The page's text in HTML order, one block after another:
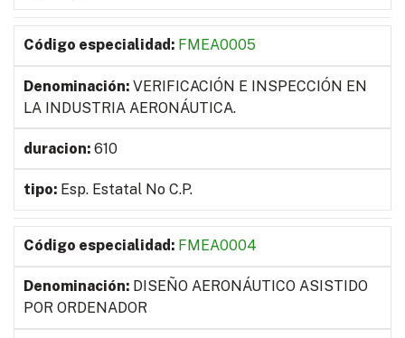
FMEA0005
VERIFICACIÓN E INSPECCIÓN EN
LA INDUSTRIA AERONÁUTICA.
610
Esp. Estatal No C.P.
FMEA0004
DISEÑO AERONÁUTICO ASISTIDO
POR ORDENADOR